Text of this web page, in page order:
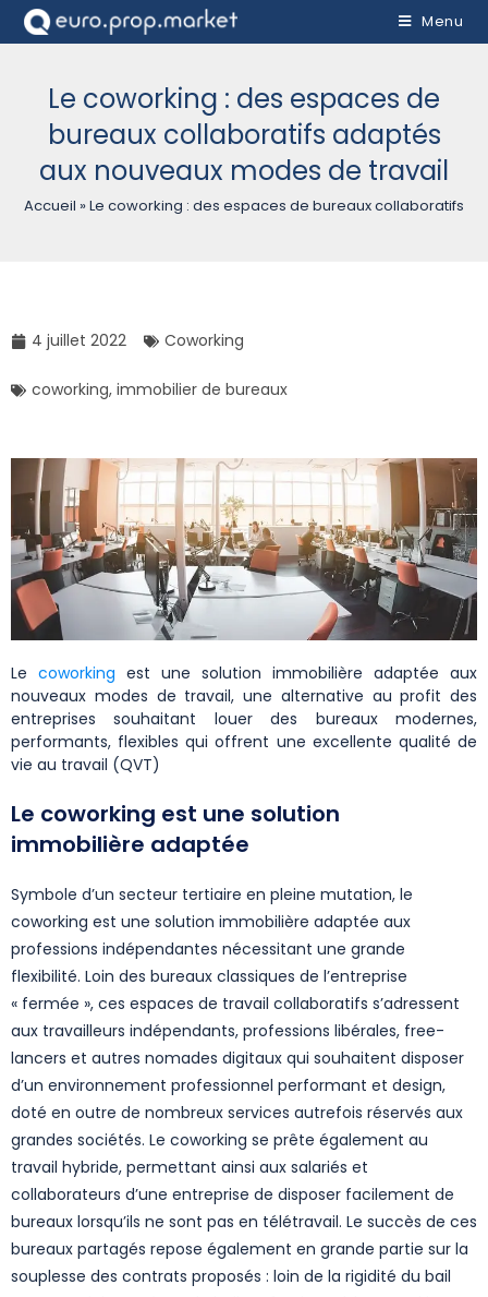
Menu
Le coworking : des espaces de
bureaux collaboratifs adaptés
aux nouveaux modes de travail
Accueil »Le coworking : des espaces de bureaux collaboratifs
4 juillet 2022 Coworking
coworking, immobilier de bureaux
Le coworking est une solution immobilière adaptée aux
nouveaux modes de travail, une alternative au profit des
entreprises souhaitant louer des bureaux modernes,
performants, flexibles qui offrent une excellente qualité de
vie au travail (QVT)
Le coworking est une solution
immobilière adaptée
Symbole d’un secteur tertiaire en pleine mutation, le
coworking est une solution immobilière adaptée aux
professions indépendantes nécessitant une grande
flexibilité. Loin des bureaux classiques de l’entreprise
« fermée », ces espaces de travail collaboratifs s’adressent
aux travailleurs indépendants, professions libérales, free-
lancers et autres nomades digitaux qui souhaitent disposer
d’un environnement professionnel performant et design,
doté en outre de nombreux services autrefois réservés aux
grandes sociétés. Le coworking se prête également au
travail hybride, permettant ainsi aux salariés et
collaborateurs d’une entreprise de disposer facilement de
bureaux lorsqu’ils ne sont pas en télétravail. Le succès de ces
bureaux partagés repose également en grande partie sur la
souplesse des contrats proposés : loin de la rigidité du bail